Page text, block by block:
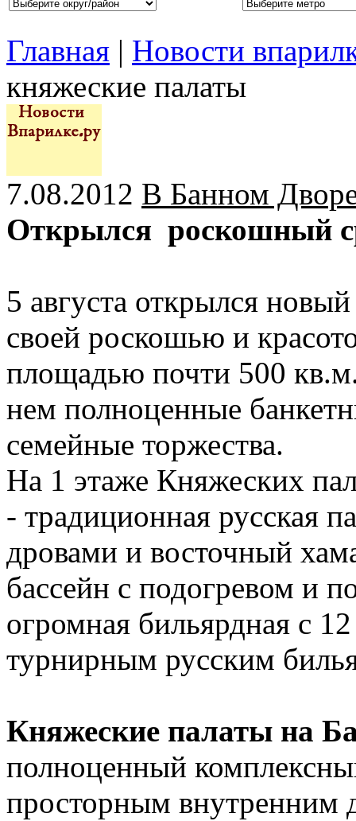
Главная | Новости
княжеские палаты
7.08.2012 В Банном
Открылся роскошный
5 августа открылся
своей роскошью и
площадью почти 500
нем полноценные
семейные торжества.
На 1 этаже Княжеских
- традиционная русская
дровами и восточный
бассейн с подогревом и
огромная бильярдная с
турнирным русским
Княжеские палаты на
полноценный
просторным внутренним